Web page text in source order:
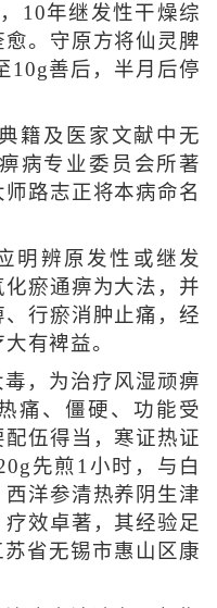
10年继发性干燥综
。守原方将仙灵脾
10g善后，半月后停
籍及医家文献中无
病专业委员会所著
师路志正将本病命名
明辨原发性或继发
瘀通痹为大法，并
行瘀消肿止痛，经
有裨益。
，为治疗风湿顽痹
痛、僵硬、功能受
伍得当，寒证热证
先煎1小时，与白
洋参清热养阴生津
效卓著，其经验足
省无锡市惠山区康